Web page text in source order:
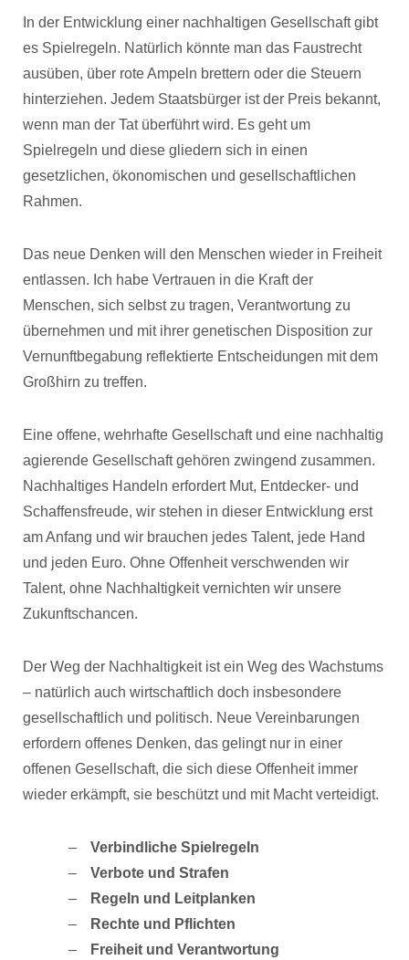
In der Entwicklung einer nachhaltigen Gesellschaft gibt
es Spielregeln. Natürlich könnte man das Faustrecht
ausüben, über rote Ampeln brettern oder die Steuern
hinterziehen. Jedem Staatsbürger ist der Preis bekannt,
wenn man der Tat überführt wird. Es geht um
Spielregeln und diese gliedern sich in einen
gesetzlichen, ökonomischen und gesellschaftlichen
Rahmen.
Das neue Denken will den Menschen wieder in Freiheit
entlassen. Ich habe Vertrauen in die Kraft der
Menschen, sich selbst zu tragen, Verantwortung zu
übernehmen und mit ihrer genetischen Disposition zur
Vernunftbegabung reflektierte Entscheidungen mit dem
Großhirn zu treffen.
Eine offene, wehrhafte Gesellschaft und eine nachhaltig
agierende Gesellschaft gehören zwingend zusammen.
Nachhaltiges Handeln erfordert Mut, Entdecker- und
Schaffensfreude, wir stehen in dieser Entwicklung erst
am Anfang und wir brauchen jedes Talent, jede Hand
und jeden Euro. Ohne Offenheit verschwenden wir
Talent, ohne Nachhaltigkeit vernichten wir unsere
Zukunftschancen.
Der Weg der Nachhaltigkeit ist ein Weg des Wachstums
– natürlich auch wirtschaftlich doch insbesondere
gesellschaftlich und politisch. Neue Vereinbarungen
erfordern offenes Denken, das gelingt nur in einer
offenen Gesellschaft, die sich diese Offenheit immer
wieder erkämpft, sie beschützt und mit Macht verteidigt.
Verbindliche Spielregeln
Verbote und Strafen
Regeln und Leitplanken
Rechte und Pflichten
Freiheit und Verantwortung